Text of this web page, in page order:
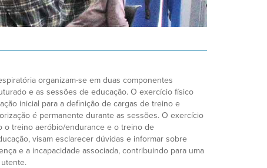
organizam-se em duas componentes
e as sessões de educação. O exercício físico
inicial para a definição de cargas de treino e
é permanente durante as sessões. O exercício
o treino aeróbio/endurance e o treino de
visam esclarecer dúvidas e informar sobre
e a incapacidade associada, contribuindo para uma